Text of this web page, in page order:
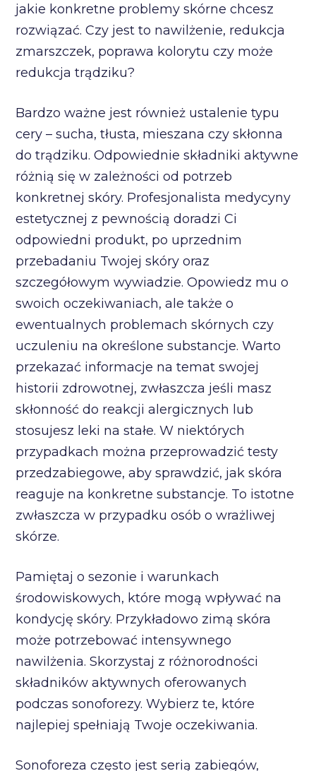
jakie konkretne problemy skórne chcesz
rozwiązać. Czy jest to nawilżenie, redukcja
zmarszczek, poprawa kolorytu czy może
redukcja trądziku?
Bardzo ważne jest również ustalenie typu
cery – sucha, tłusta, mieszana czy skłonna
do trądziku. Odpowiednie składniki aktywne
różnią się w zależności od potrzeb
konkretnej skóry. Profesjonalista medycyny
estetycznej z pewnością doradzi Ci
odpowiedni produkt, po uprzednim
przebadaniu Twojej skóry oraz
szczegółowym wywiadzie. Opowiedz mu o
swoich oczekiwaniach, ale także o
ewentualnych problemach skórnych czy
uczuleniu na określone substancje. Warto
przekazać informacje na temat swojej
historii zdrowotnej, zwłaszcza jeśli masz
skłonność do reakcji alergicznych lub
stosujesz leki na stałe. W niektórych
przypadkach można przeprowadzić testy
przedzabiegowe, aby sprawdzić, jak skóra
reaguje na konkretne substancje. To istotne
zwłaszcza w przypadku osób o wrażliwej
skórze.
Pamiętaj o sezonie i warunkach
środowiskowych, które mogą wpływać na
kondycję skóry. Przykładowo zimą skóra
może potrzebować intensywnego
nawilżenia. Skorzystaj z różnorodności
składników aktywnych oferowanych
podczas sonoforezy. Wybierz te, które
najlepiej spełniają Twoje oczekiwania.
Sonoforeza często jest serią zabiegów,